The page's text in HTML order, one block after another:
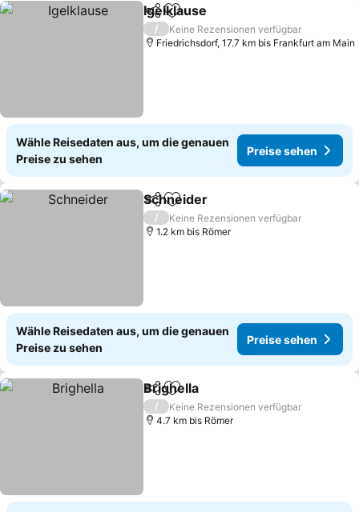
TeilenZu Favoriten hinzufügen
Igelklause
/
Keine Rezensionen verfügbar
Friedrichsdorf, 17.7 km bis Frankfurt am Main
Wähle Reisedaten aus, um die genauen
Preise zu sehen
Preise sehen
TeilenZu Favoriten hinzufügen
Schneider
/
Keine Rezensionen verfügbar
1.2 km bis Römer
Wähle Reisedaten aus, um die genauen
Preise zu sehen
Preise sehen
TeilenZu Favoriten hinzufügen
Brighella
/
Keine Rezensionen verfügbar
4.7 km bis Römer